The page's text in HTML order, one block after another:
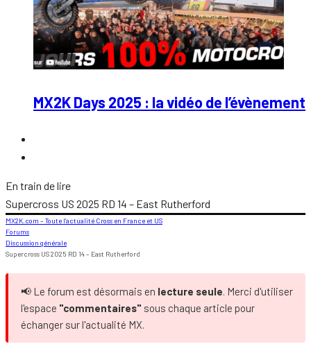
MX2K Days 2025 : la vidéo de l’évènement
En train de lire
Supercross US 2025 RD 14 – East Rutherford
MX2K.com – Toute l’actualité Cross en France et US
Forums
Discussion générale
Supercross US 2025 RD 14 – East Rutherford
📢 Le forum est désormais en lecture seule. Merci d'utiliser
l'espace "commentaires" sous chaque article pour
échanger sur l'actualité MX.